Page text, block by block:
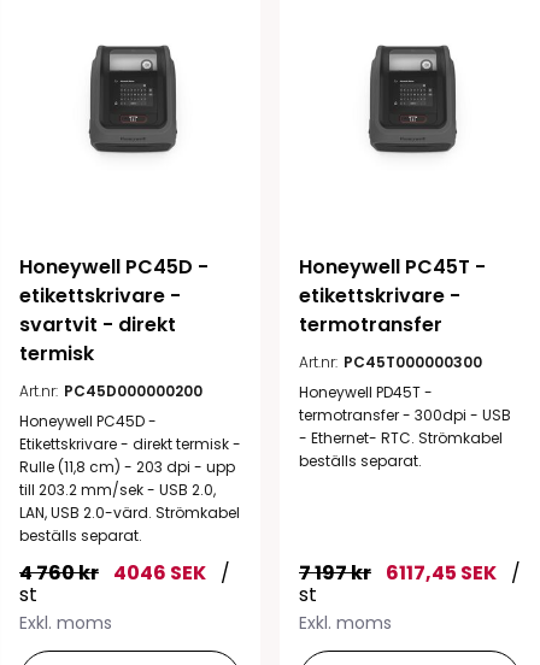
Honeywell PC45D -
etikettskrivare -
svartvit - direkt
termisk
Art.nr: PC45D000000200
Honeywell PC45D -
Etikettskrivare - direkt termisk -
Rulle (11,8 cm) - 203 dpi - upp
till 203.2 mm/sek - USB 2.0,
LAN, USB 2.0-värd. Strömkabel
beställs separat.
4 760 kr 4046 SEK /
st
Exkl. moms
Honeywell PC45T -
etikettskrivare -
termotransfer
Art.nr: PC45T000000300
Honeywell PD45T -
termotransfer - 300dpi - USB
- Ethernet- RTC. Strömkabel
beställs separat.
7 197 kr 6117,45 SEK /
st
Exkl. moms